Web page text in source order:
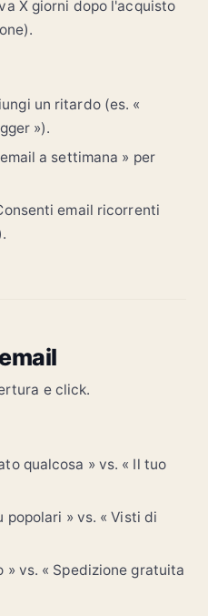
X giorni dopo l'acquisto
un ritardo (es. «
»).
a settimana » per
email ricorrenti
e click.
qualcosa » vs. « Il tuo
popolari » vs. « Visti di
» vs. « Spedizione gratuita